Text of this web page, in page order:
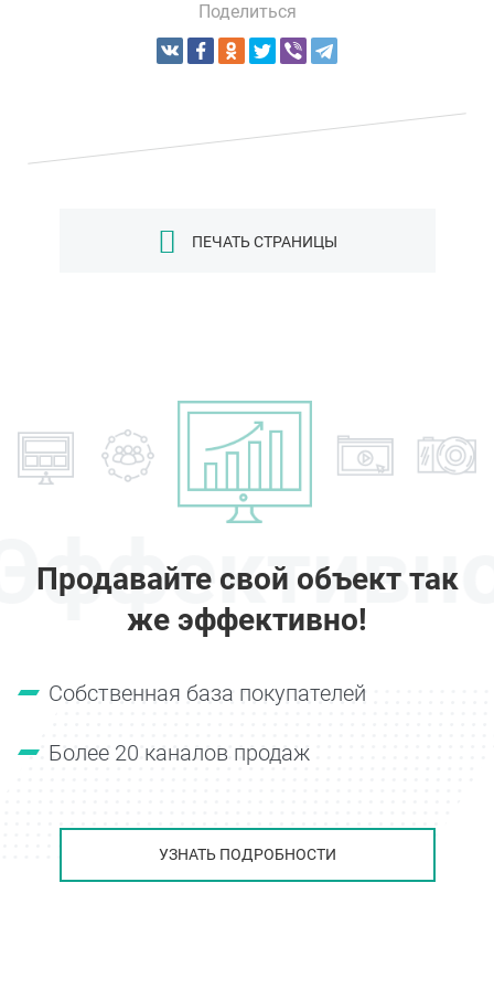
Поделиться
ПЕЧАТЬ СТРАНИЦЫ
Продавайте свой объект так
же эффективно!
Собственная база покупателей
Более 20 каналов продаж
УЗНАТЬ ПОДРОБНОСТИ